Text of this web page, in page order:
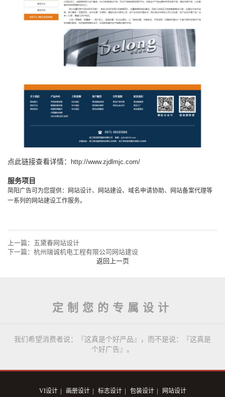
点此链接查看详情： http://www.zjdlmjc.com/
服务项目
简阳广告可为您提供：网站设计、网站建设、域名申请协助、网站备案代理等
一系列的网站建设工作服务。
上一篇： 五黛春网站设计
下一篇： 杭州瑞诚机电工程有限公司网站建设
返回上一页
定制您的专属设计
我们希望消费者说：『这真是个好产品』，而不是说：『这真是
个好广告』。
VI设计 | 画册设计 | 标志设计 | 包装设计 | 网站设计